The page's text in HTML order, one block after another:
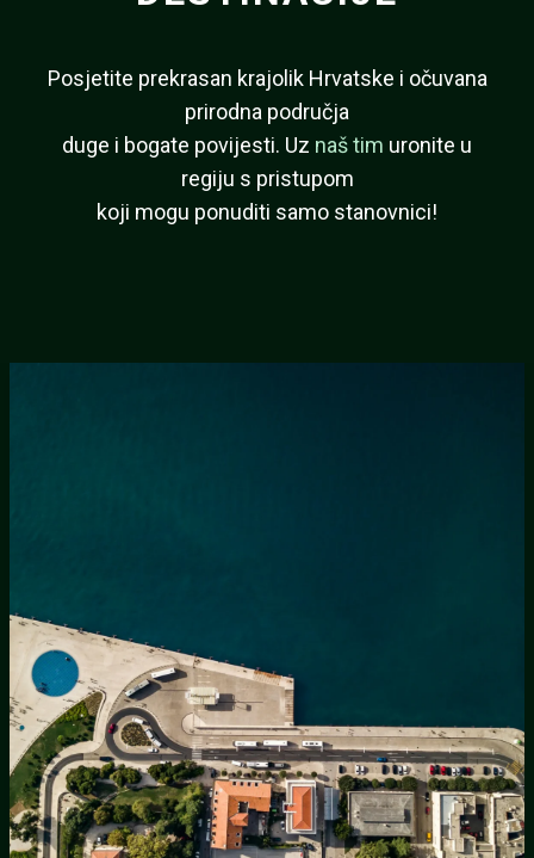
Posjetite prekrasan krajolik Hrvatske i očuvana
prirodna područja
duge i bogate povijesti. Uz naš tim uronite u
regiju s pristupom
koji mogu ponuditi samo stanovnici!